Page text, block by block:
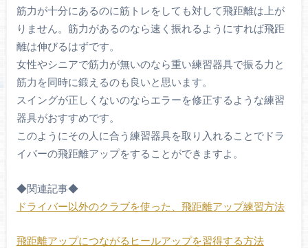
筋力が十分にあるのに筋トレをしても対して飛距離は上が
りません。筋力があるのなら速く振れるようにすれば飛距
離は伸びるはずです。
女性やシニアで筋力が無いのなら重い練習器具で振る力と
筋力を同時に鍛えるのも良いと思います。
スイングが正しくないのならエラーを修正するような練習
器具がおすすめです。
このようにその人に合う練習器具を取り入れることでドラ
イバーの飛距離アップをすることができますよ。
◆関連記事◆
ドライバー以外のクラブを使った、飛距離アップ練習方法
飛距離アップにつながるヒールアップを習得する方法